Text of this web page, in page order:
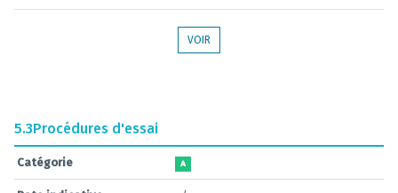
VOIR
5.3Procédures d'essai
Catégorie A